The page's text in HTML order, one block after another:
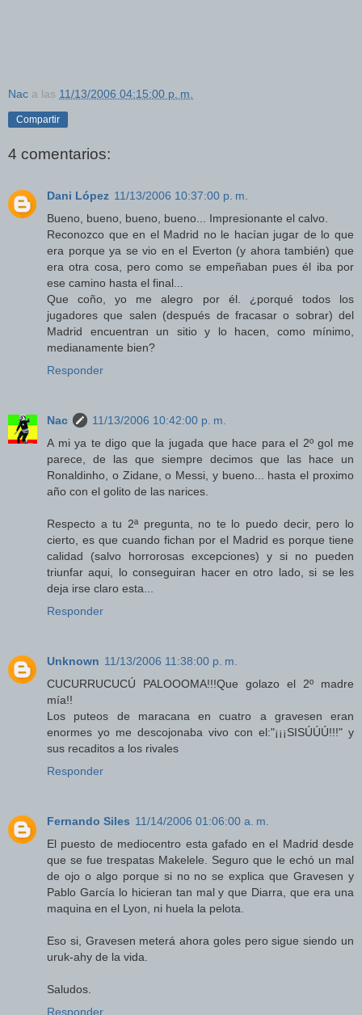
Nac a las 11/13/2006 04:15:00 p. m.
Compartir
4 comentarios:
Dani López 11/13/2006 10:37:00 p. m.
Bueno, bueno, bueno, bueno... Impresionante el calvo.
Reconozco que en el Madrid no le hacían jugar de lo que
era porque ya se vio en el Everton (y ahora también) que
era otra cosa, pero como se empeñaban pues él iba por
ese camino hasta el final...
Que coño, yo me alegro por él. ¿porqué todos los
jugadores que salen (después de fracasar o sobrar) del
Madrid encuentran un sitio y lo hacen, como mínimo,
medianamente bien?
Responder
Nac
11/13/2006 10:42:00 p. m.
A mi ya te digo que la jugada que hace para el 2º gol me
parece, de las que siempre decimos que las hace un
Ronaldinho, o Zidane, o Messi, y bueno... hasta el proximo
año con el golito de las narices.
Respecto a tu 2ª pregunta, no te lo puedo decir, pero lo
cierto, es que cuando fichan por el Madrid es porque tiene
calidad (salvo horrorosas excepciones) y si no pueden
triunfar aqui, lo conseguiran hacer en otro lado, si se les
deja irse claro esta...
Responder
Unknown 11/13/2006 11:38:00 p. m.
CUCURRUCUCÚ PALOOOMA!!!Que golazo el 2º madre
mía!!
Los puteos de maracana en cuatro a gravesen eran
enormes yo me descojonaba vivo con el:"¡¡¡SISÚÚÚ!!!" y
sus recaditos a los rivales
Responder
Fernando Siles 11/14/2006 01:06:00 a. m.
El puesto de mediocentro esta gafado en el Madrid desde
que se fue trespatas Makelele. Seguro que le echó un mal
de ojo o algo porque si no no se explica que Gravesen y
Pablo García lo hicieran tan mal y que Diarra, que era una
maquina en el Lyon, ni huela la pelota.
Eso si, Gravesen meterá ahora goles pero sigue siendo un
uruk-ahy de la vida.
Saludos.
Responder